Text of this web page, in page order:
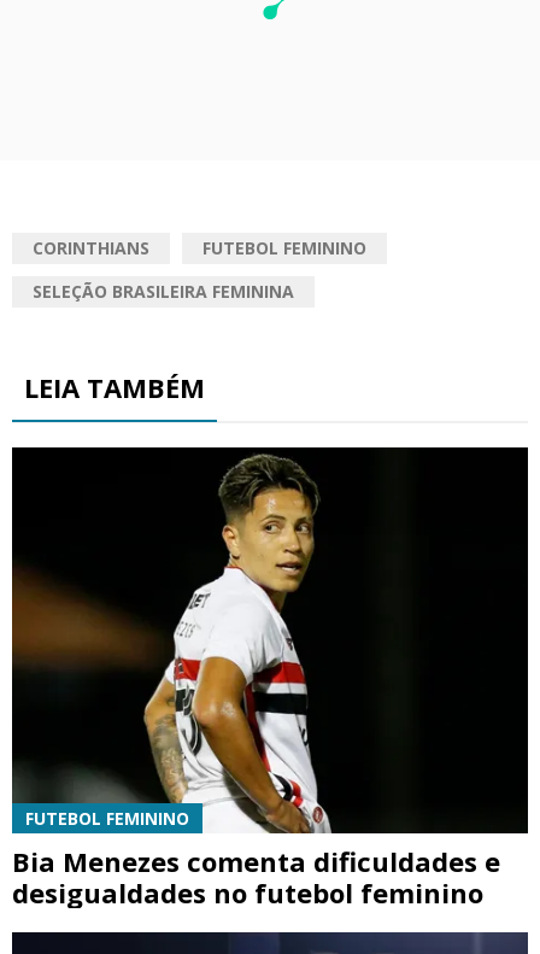
CORINTHIANS
FUTEBOL FEMININO
SELEÇÃO BRASILEIRA FEMININA
LEIA TAMBÉM
FUTEBOL FEMININO
Bia Menezes comenta dificuldades e
desigualdades no futebol feminino